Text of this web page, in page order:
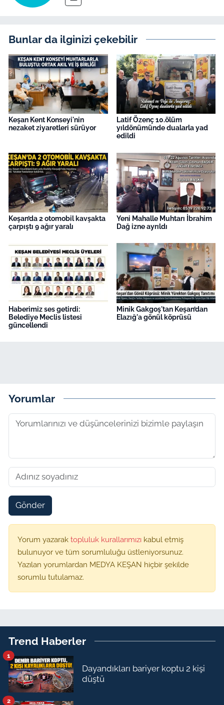
Bunlar da ilginizi çekebilir
Keşan Kent Konseyi'nin
nezaket ziyaretleri sürüyor
Latif Özenç 10.ölüm
yıldönümünde dualarla yad
edildi
Keşan’da 2 otomobil kavşakta
çarpıştı 9 ağır yaralı
Yeni Mahalle Muhtarı İbrahim
Dağ izne ayrıldı
Haberimiz ses getirdi:
Belediye Meclis listesi
güncellendi
Minik Gakgoş'tan Keşan’dan
Elazığ'a gönül köprüsü
Yorumlar
Gönder
Yorum yazarak topluluk kurallarımızı kabul etmiş
bulunuyor ve tüm sorumluluğu üstleniyorsunuz.
Yazılan yorumlardan MEDYA KEŞAN hiçbir şekilde
sorumlu tutulamaz.
Trend Haberler
Dayandıkları bariyer koptu 2 kişi
düştü
1
2